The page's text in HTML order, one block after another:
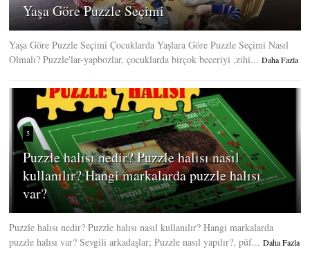
Yaşa Göre Puzzle Seçimi
Yaşa Göre Puzzle Seçimi Çocuklarda Yaşlara Göre Puzzle Seçimi Nasıl
Olmalı? Puzzle'lar-yapbozlar, çocuklarda birçok beceriyi ,zihi... Daha Fazla
5
Puzzle halısı nedir? Puzzle halısı nasıl
kullanılır? Hangi markalarda puzzle halısı
var?
Puzzle halısı nedir? Puzzle halısı nasıl kullanılır? Hangi markalarda
puzzle halısı var? Sevgili arkadaşlar; Puzzle nasıl yapılır?, püf... Daha Fazla